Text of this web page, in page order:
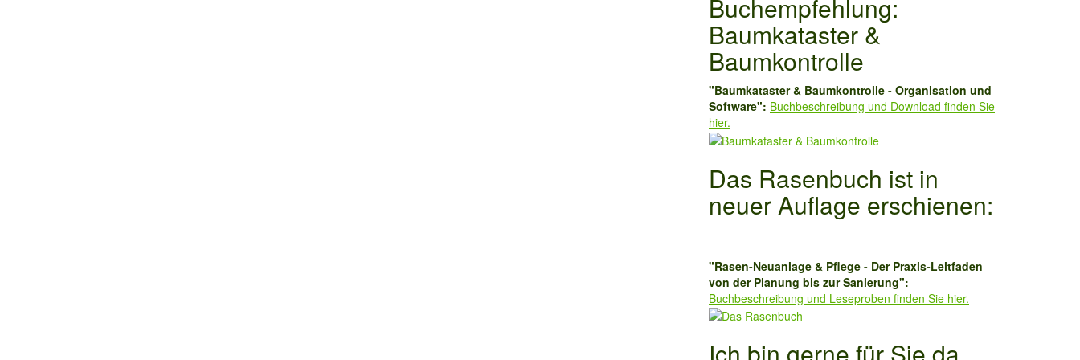
Buchempfehlung:
Baumkataster &
Baumkontrolle
"Baumkataster & Baumkontrolle - Organisation und
Software": Buchbeschreibung und Download finden Sie
hier.
Das Rasenbuch ist in
neuer Auflage erschienen:
"Rasen-Neuanlage & Pflege - Der Praxis-Leitfaden
von der Planung bis zur Sanierung":
Buchbeschreibung und Leseproben finden Sie hier.